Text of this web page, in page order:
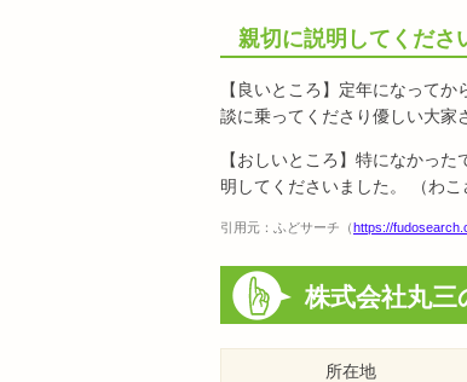
親切に説明してくださ
【良いところ】定年になって
談に乗ってくださり優しい大家
【おしいところ】特になかっ
明してくださいました。 （わこ
引用元：ふどサーチ（https://
株式会社丸三
所在地